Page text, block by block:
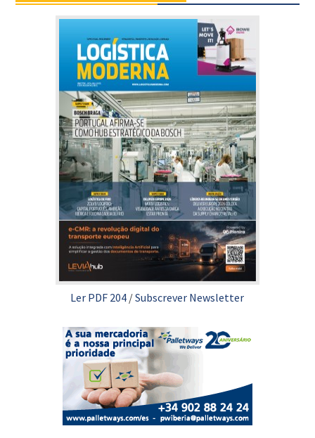
Ler PDF 204 /Subscrever Newsletter